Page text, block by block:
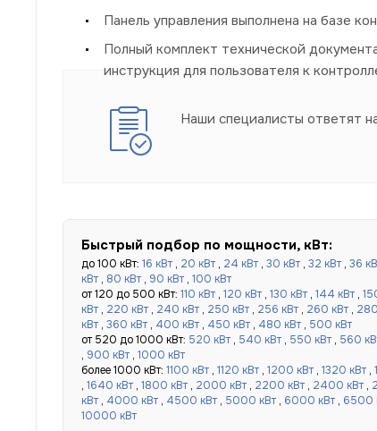
Панель управления выполнена на базе
Полный комплект технической
инструкция для пользователя к
Наши специалисты ответят
Быстрый подбор по мощности, кВт:
до 100 кВт: 16 кВт , 20 кВт , 24 кВт , 30 кВт , 32 кВт , 36
кВт , 80 кВт , 90 кВт , 100 кВт
от 120 до 500 кВт: 110 кВт , 120 кВт , 130 кВт , 144 кВт ,
кВт , 220 кВт , 240 кВт , 250 кВт , 256 кВт , 260 кВт ,
кВт , 360 кВт , 400 кВт , 450 кВт , 480 кВт , 500 кВт
от 520 до 1000 кВт: 520 кВт , 540 кВт , 550 кВт , 560
, 900 кВт , 1000 кВт
более 1000 кВт: 1100 кВт , 1120 кВт , 1200 кВт , 1320 кВт ,
, 1640 кВт , 1800 кВт , 2000 кВт , 2200 кВт , 2400 кВт ,
кВт , 4000 кВт , 4500 кВт , 5000 кВт , 6000 кВт , 6500
10000 кВт